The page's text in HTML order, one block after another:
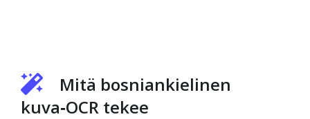
Mitä bosniankielinen
kuva‑OCR tekee